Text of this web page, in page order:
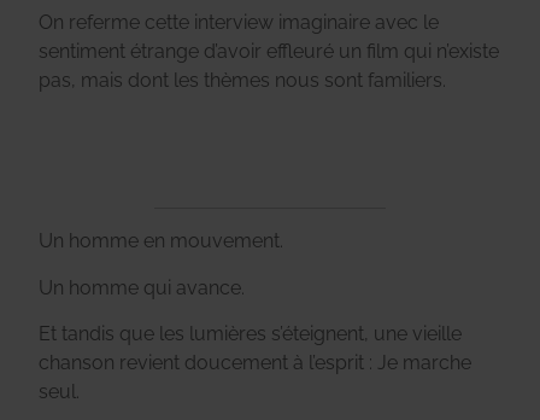
On referme cette interview imaginaire avec le
sentiment étrange d’avoir effleuré un film qui n’existe
pas, mais dont les thèmes nous sont familiers.
Un homme en mouvement.
Un homme qui avance.
Et tandis que les lumières s’éteignent, une vieille
chanson revient doucement à l’esprit : Je marche
seul.